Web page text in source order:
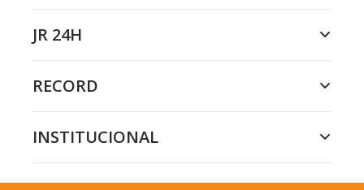
JR 24H
RECORD
INSTITUCIONAL